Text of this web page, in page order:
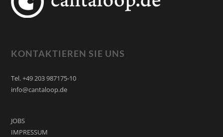
KONTAKTIEREN SIE UNS
Tel. +49 203 987175-10
info@cantaloop.de
JOBS
IMPRESSUM